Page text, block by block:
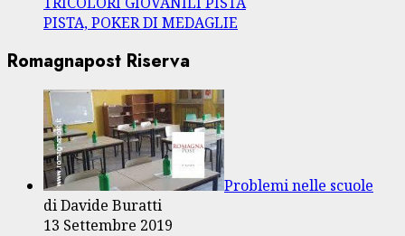
PISTA, POKER DI MEDAGLIE
Romagnapost Riserva
Problemi nelle scuole
di Davide Buratti
13 Settembre 2019